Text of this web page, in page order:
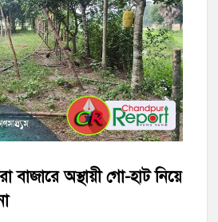
কোম্পানী লিমিটেডের মরণোত্তর
সঙ্গে জুলাই গণঅভ্যুত্থানের সকল
পুনরায় চালু করে মানুষের আমানতের
সদস্য হোসেন মোল্লা লিটন সম্মাননা
বাজারে অস্থায়ী গো-হাট নিয়ে